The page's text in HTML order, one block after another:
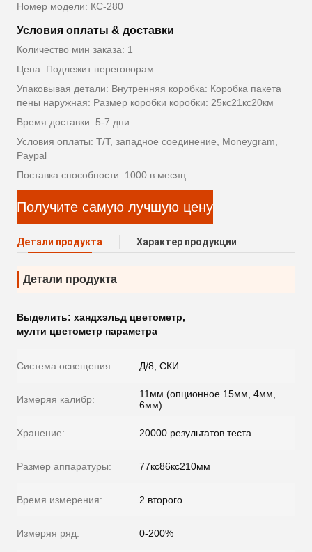
Номер модели: КС-280
Условия оплаты & доставки
Количество мин заказа: 1
Цена: Подлежит переговорам
Упаковывая детали: Внутренняя коробка: Коробка пакета
пены наружная: Размер коробки коробки: 25кс21кс20км
Время доставки: 5-7 дни
Условия оплаты: T/T, западное соединение, Moneygram,
Paypal
Поставка способности: 1000 в месяц
Получите самую лучшую цену
Детали продукта Характер продукции
Детали продукта
Выделить: хандхэльд цветометр,
мулти цветометр параметра
Система освещения: Д/8, СКИ
Измеряя калибр:
11мм (опционное 15мм, 4мм,
6мм)
Хранение: 20000 результатов теста
Размер аппаратуры: 77кс86кс210мм
Время измерения: 2 второго
Измеряя ряд: 0-200%